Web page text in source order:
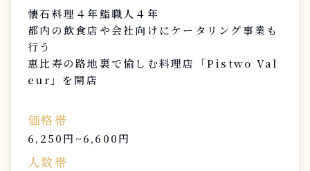
懐石料理４年鮨職人４年
都内の飲食店や会社向けにケータリング事業も
行う
恵比寿の路地裏で愉しむ料理店「Pistwo Val
eur」を開店
価格帯
6,250円~6,600円
人数帯